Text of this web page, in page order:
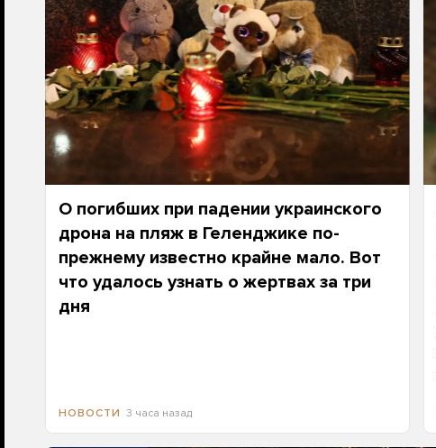
О погибших при падении украинского
дрона на пляж в Геленджике по-
прежнему известно крайне мало. Вот
что удалось узнать о жертвах за три
дня
НОВОСТИ 3 часа назад